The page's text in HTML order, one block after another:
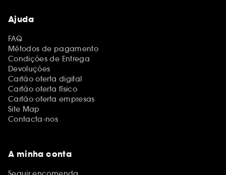
Ajuda
FAQ
Métodos de pagamento
Condições de Entrega
Devoluções
Cartão oferta digital
Cartão oferta físico
Cartão oferta empresas
Site Map
Contacta-nos
A minha conta